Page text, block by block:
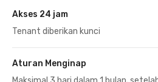
Akses 24 jam
Tenant diberikan kunci
Aturan Menginap